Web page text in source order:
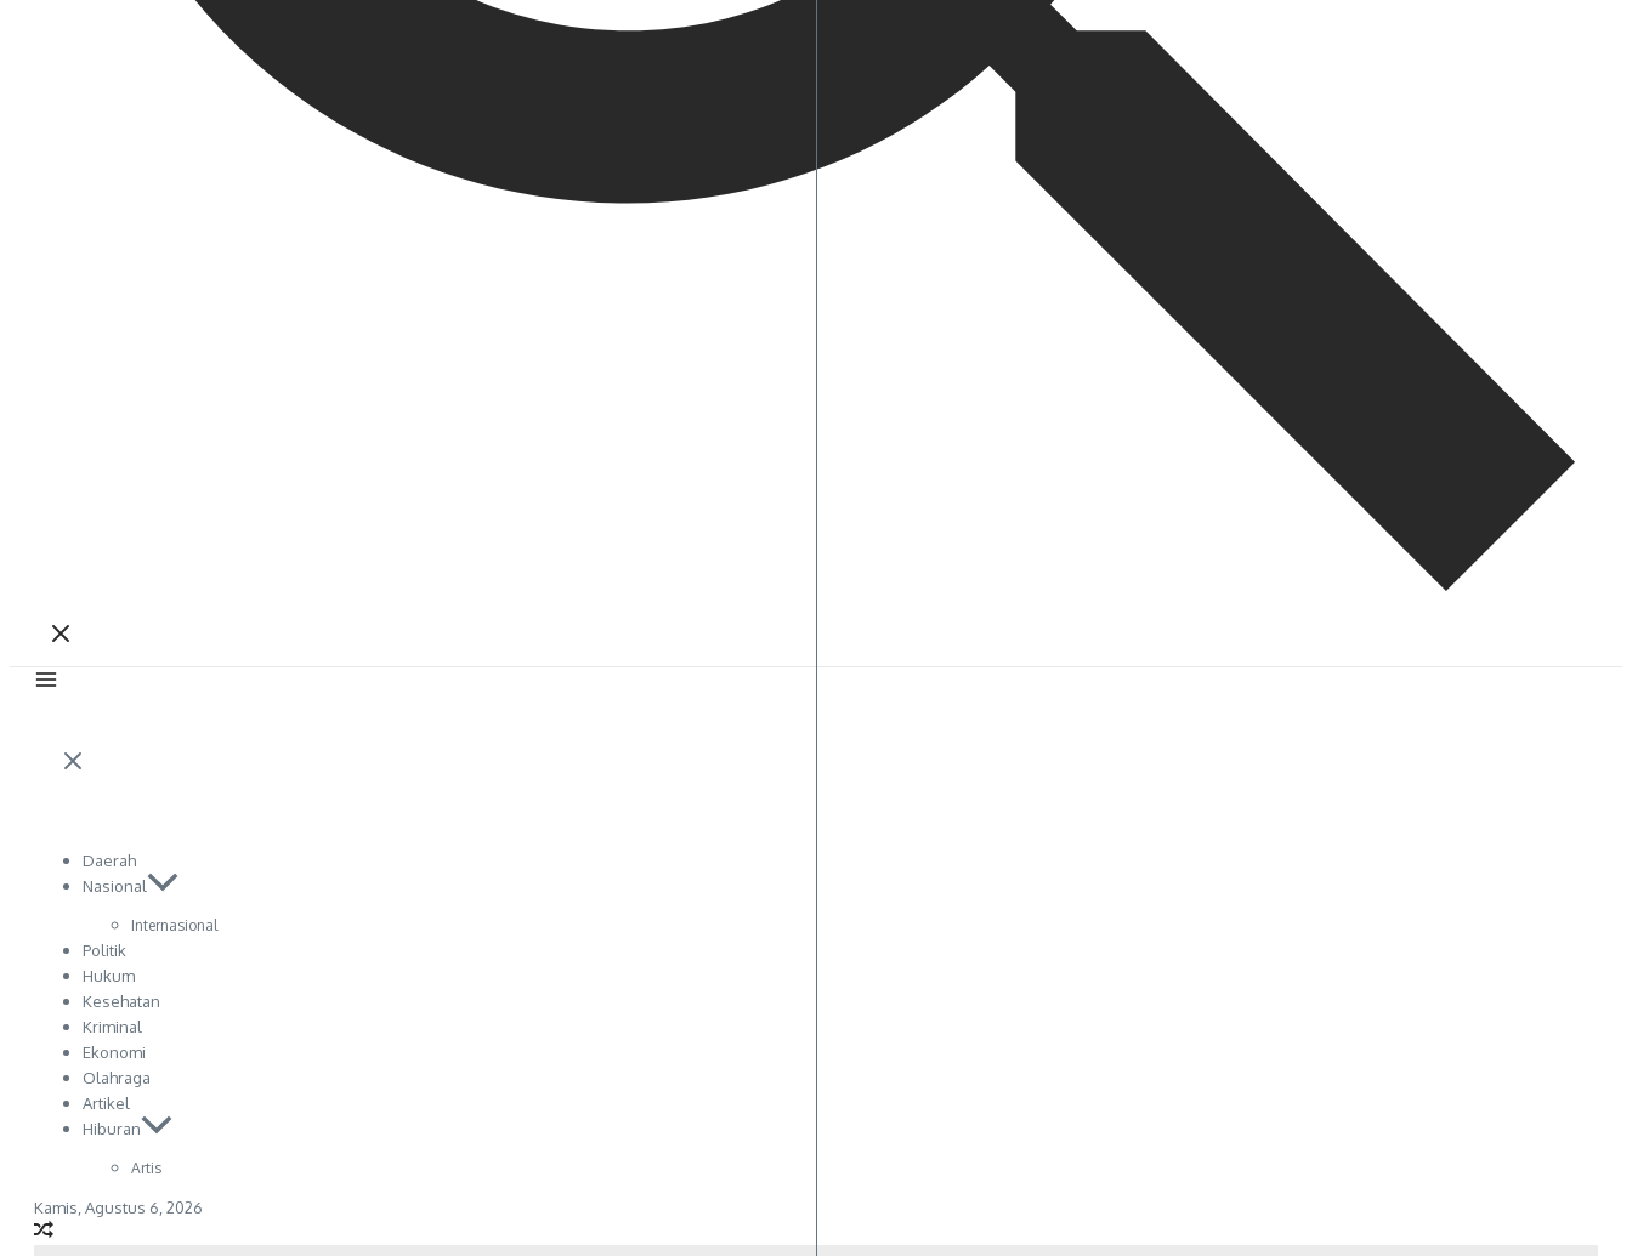
Daerah
Nasional
Internasional
Politik
Hukum
Kesehatan
Kriminal
Ekonomi
Olahraga
Artikel
Hiburan
Artis
Kamis, Agustus 6, 2026